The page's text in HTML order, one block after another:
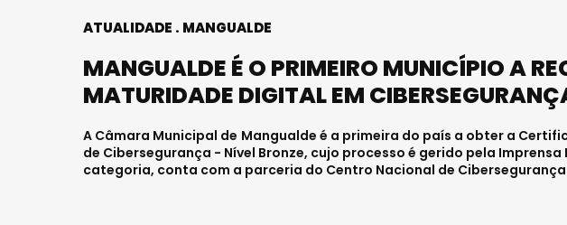
ATUALIDADE MANGUALDE
MANGUALDE É O PRIMEIRO MUNICÍPIO A
MATURIDADE DIGITAL EM
A Câmara Municipal de Mangualde é a primeira do país a obter a
de Cibersegurança - Nível Bronze, cujo processo é gerido pela
categoria, conta com a parceria do Centro Nacional de Cibersegurança